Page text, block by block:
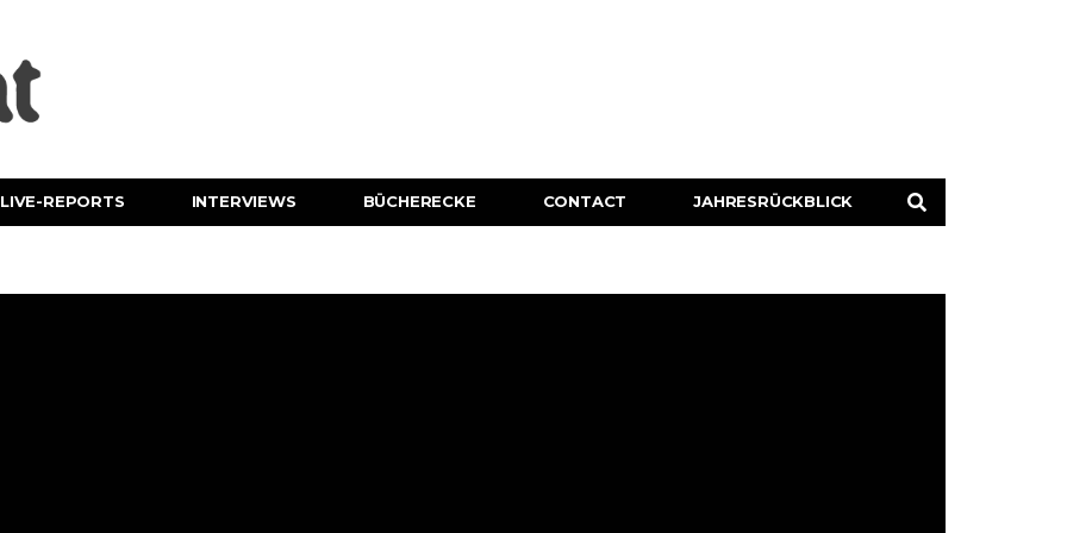
LIVE-REPORTS INTERVIEWS BÜCHERECKE CONTACT JAHRESRÜCKBLICK